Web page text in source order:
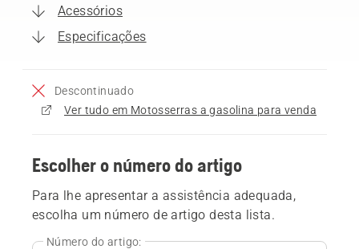
Acessórios
Especificações
Descontinuado
Ver tudo em Motosserras a gasolina para venda
Escolher o número do artigo
Para lhe apresentar a assistência adequada,
escolha um número de artigo desta lista.
Número do artigo: